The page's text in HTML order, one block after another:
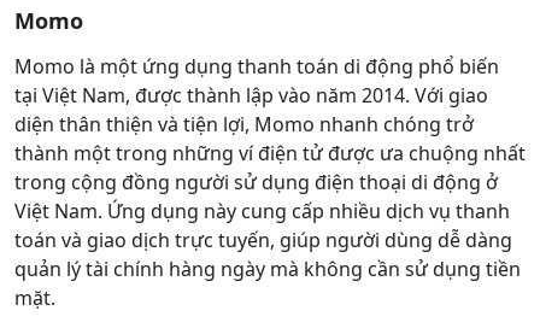
Momo
Momo là một ứng dụng thanh toán di động phổ biến
tại Việt Nam, được thành lập vào năm 2014. Với giao
diện thân thiện và tiện lợi, Momo nhanh chóng trở
thành một trong những ví điện tử được ưa chuộng nhất
trong cộng đồng người sử dụng điện thoại di động ở
Việt Nam. Ứng dụng này cung cấp nhiều dịch vụ thanh
toán và giao dịch trực tuyến, giúp người dùng dễ dàng
quản lý tài chính hàng ngày mà không cần sử dụng tiền
mặt.